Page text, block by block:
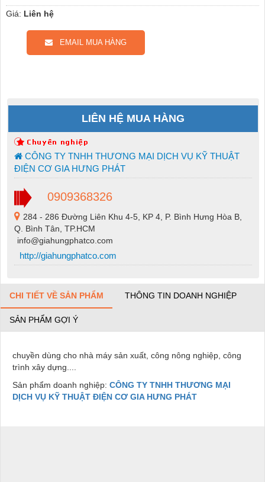
Giá: Liên hệ
EMAIL MUA HÀNG
LIÊN HỆ MUA HÀNG
CÔNG TY TNHH THƯƠNG MẠI DỊCH VỤ KỸ THUẬT
ĐIỆN CƠ GIA HƯNG PHÁT
0909368326
284 - 286 Đường Liên Khu 4-5, KP 4, P. Bình Hưng Hòa B,
Q. Bình Tân, TP.HCM
info@giahungphatco.com
http://giahungphatco.com
CHI TIẾT VỀ SẢN PHẨM THÔNG TIN DOANH NGHIỆP
SẢN PHẨM GỢI Ý
chuyền dùng cho nhà máy sản xuất, công nông nghiệp, công
trình xây dựng....
Sản phẩm doanh nghiệp: CÔNG TY TNHH THƯƠNG MẠI
DỊCH VỤ KỸ THUẬT ĐIỆN CƠ GIA HƯNG PHÁT